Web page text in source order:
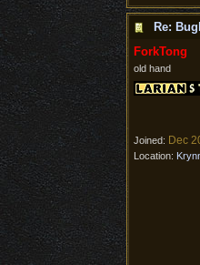
Re:
ForkTong
old hand
Joined: Dec
Location: